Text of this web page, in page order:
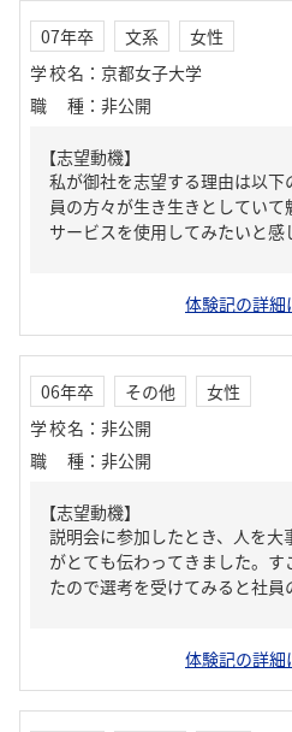
07年卒 文系
女性
学校名 ： 京都女子大学
職種 ： 非公開
【志望動機】
私が御社を志望する理由は以
員の方々が生き生きとしてい
サービスを使用してみたいと
体験記の詳細
06年卒 その他
女性
学校名 ： 非公開
職種 ： 非公開
【志望動機】
説明会に参加したとき、人を大
がとても伝わってきました。
たので選考を受けてみると社
体験記の詳細